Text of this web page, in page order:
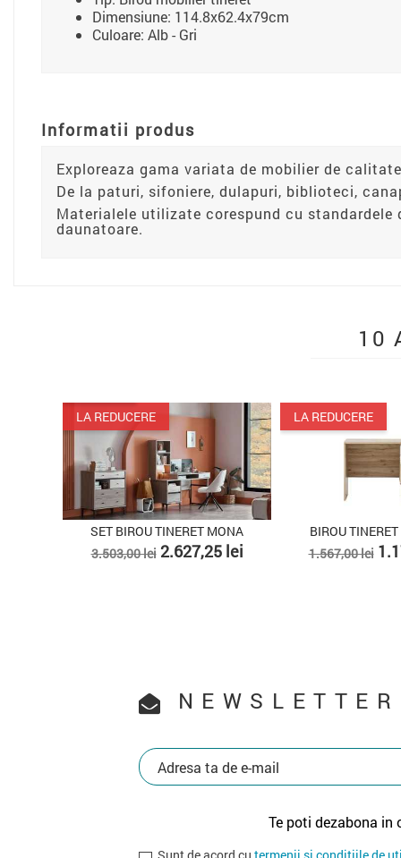
Dimensiune: 114.8x62.4x79cm
Culoare: Alb - Gri
Informatii produs
Exploreaza gama variata de mobilier de
De la paturi, sifoniere, dulapuri, biblioteci,
Materialele utilizate corespund cu
daunatoare.
10
LA REDUCERE
SET BIROU TINERET MONA
3.503,00 leiPret
2.627,25 lei
LA REDUCERE
BIROU TINERET
1.567,00 leiPret
1.175,25
NEWSLETTER
Te poti dezabona